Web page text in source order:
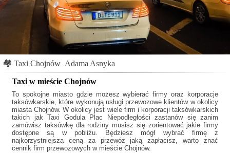
🏘 Taxi Chojnów Adama Asnyka
Taxi w mieście Chojnów
To spokojne miasto gdzie możesz wybierać firmy oraz korporacje
taksówkarskie, które wykonują usługi przewozowe klientów w okolicy
miasta Chojnów. W okolicy jest wiele firm i korporacji taksówkarskich
takich jak Taxi Godula Plac Niepodległości zastanów się zanim
zamówisz taksówkę dla rodziny musisz się zorientować jakie firmy
dostępne są w pobliżu. Będziesz mógł wybrać firmę z
najkorzystniejszą ceną za przewóz jaką zapłacisz, warto znać
cennik firm przewozowych w mieście Chojnów.